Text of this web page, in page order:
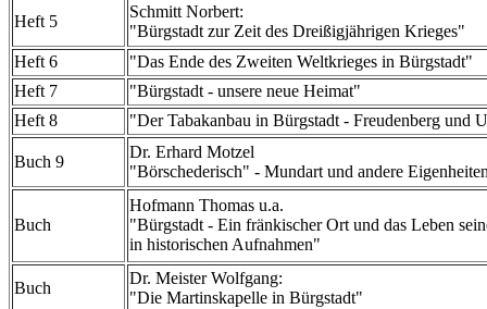
Heft 5
Schmitt Norbert:
"Bürgstadt zur Zeit des Dreißigjährigen Krieges"
Heft 6
"Das Ende des Zweiten Weltkrieges in Bürgstadt"
Heft 7
"Bürgstadt - unsere neue Heimat"
Heft 8
"Der Tabakanbau in Bürgstadt - Freudenberg und
Buch 9
Dr. Erhard Motzel
"Börschederisch" - Mundart und andere
Buch
Hofmann Thomas u.a.
"Bürgstadt - Ein fränkischer Ort und das Leben
in historischen Aufnahmen"
Buch
Dr. Meister Wolfgang:
"Die Martinskapelle in Bürgstadt"